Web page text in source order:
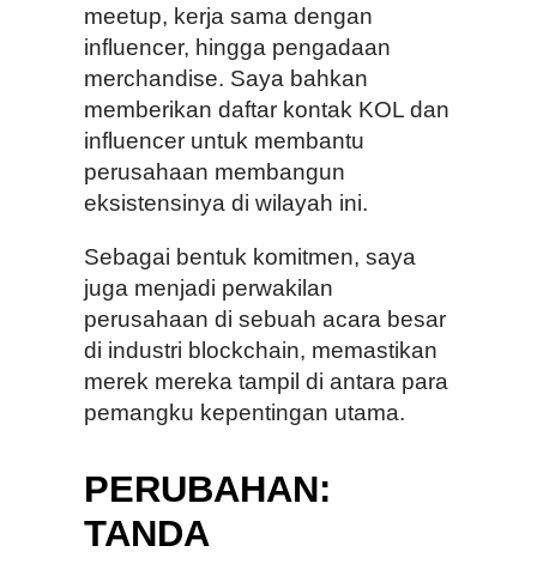
meetup, kerja sama dengan
influencer, hingga pengadaan
merchandise. Saya bahkan
memberikan daftar kontak KOL dan
influencer untuk membantu
perusahaan membangun
eksistensinya di wilayah ini.
Sebagai bentuk komitmen, saya
juga menjadi perwakilan
perusahaan di sebuah acara besar
di industri blockchain, memastikan
merek mereka tampil di antara para
pemangku kepentingan utama.
PERUBAHAN:
TANDA